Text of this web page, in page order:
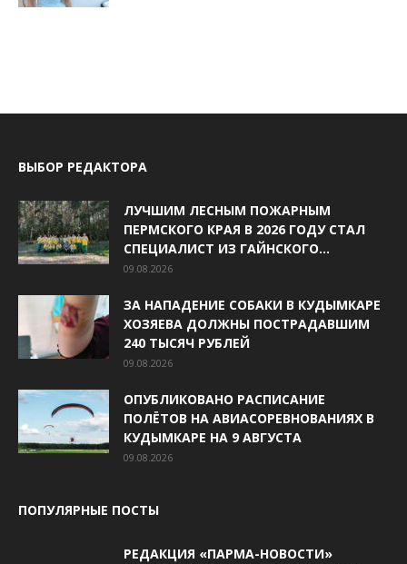
ВЫБОР РЕДАКТОРА
ЛУЧШИМ ЛЕСНЫМ ПОЖАРНЫМ
ПЕРМСКОГО КРАЯ В 2026 ГОДУ СТАЛ
СПЕЦИАЛИСТ ИЗ ГАЙНСКОГО...
09.08.2026
ЗА НАПАДЕНИЕ СОБАКИ В КУДЫМКАРЕ
ХОЗЯЕВА ДОЛЖНЫ ПОСТРАДАВШИМ
240 ТЫСЯЧ РУБЛЕЙ
09.08.2026
ОПУБЛИКОВАНО РАСПИСАНИЕ
ПОЛЁТОВ НА АВИАСОРЕВНОВАНИЯХ В
КУДЫМКАРЕ НА 9 АВГУСТА
09.08.2026
ПОПУЛЯРНЫЕ ПОСТЫ
РЕДАКЦИЯ «ПАРМА-НОВОСТИ»